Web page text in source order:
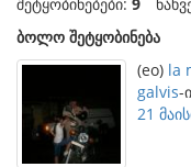
ბოლო შეტყობინება
(eo) la
galvis-
21